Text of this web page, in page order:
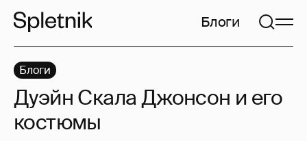
Блоги
Блоги
Дуэйн Скала Джонсон и его
костюмы